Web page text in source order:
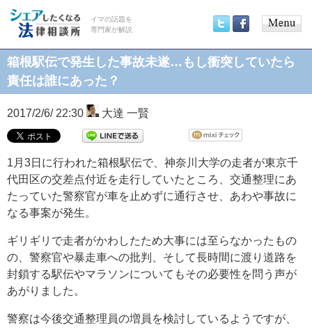
イマの話題を
専門家が解説
menu
箱根駅伝で発生した事故未遂…もし衝突していたら
責任は誰にあった？
2017/2/6/ 22:30 大達 一賢
1月3日に行われた箱根駅伝で、神奈川大学の走者が東京千
代田区の交差点付近を走行していたところ、交通整理にあ
たっていた警察官が車を止めずに通行させ、あわや事故に
なる事案が発生。
ギリギリで走者がかわしたため大事には至らなかったもの
の、警察官や暴走車への批判、そして長時間に渡り道路を
封鎖する駅伝やマラソンについてもその必要性を問う声が
あがりました。
警察は今後交通整理員の増員を検討しているようですが、